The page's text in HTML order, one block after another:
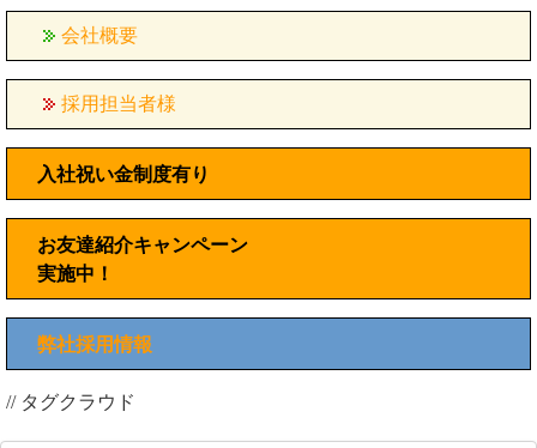
会社概要
採用担当者様
入社祝い金制度有り
お友達紹介キャンペーン
実施中！
弊社採用情報
// タグクラウド